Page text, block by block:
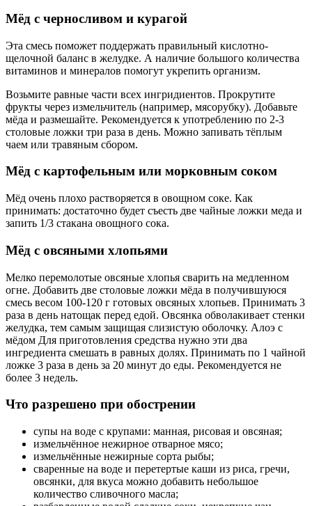
Мёд с черносливом и курагой
Эта смесь поможет поддержать правильный кислотно-
щелочной баланс в желудке. А наличие большого количества
витаминов и минералов помогут укрепить организм.
Возьмите равные части всех ингридиентов. Прокрутите
фрукты через измельчитель (например, мясорубку). Добавьте
мёда и размешайте. Рекомендуется к употреблению по 2-3
столовые ложки три раза в день. Можно запивать тёплым
чаем или травяным сбором.
Мёд с картофельным или морковным соком
Мёд очень плохо растворяется в овощном соке. Как
принимать: достаточно будет съесть две чайные ложки меда и
запить 1/3 стакана овощного сока.
Мёд с овсяными хлопьями
Мелко перемолотые овсяные хлопья сварить на медленном
огне. Добавить две столовые ложки мёда в получившуюся
смесь весом 100-120 г готовых овсяных хлопьев. Принимать 3
раза в день натощак перед едой. Овсянка обволакивает стенки
желудка, тем самым защищая слизистую оболочку. Алоэ с
мёдом Для приготовления средства нужно эти два
ингредиента смешать в равных долях. Принимать по 1 чайной
ложке 3 раза в день за 20 минут до еды. Рекомендуется не
более 3 недель.
Что разрешено при обострении
супы на воде с крупами: манная, рисовая и овсяная;
измельчённое нежирное отварное мясо;
измельчённые нежирные сорта рыбы;
сваренные на воде и перетертые каши из риса, гречи,
овсянки, для вкуса можно добавить небольшое
количество сливочного масла;